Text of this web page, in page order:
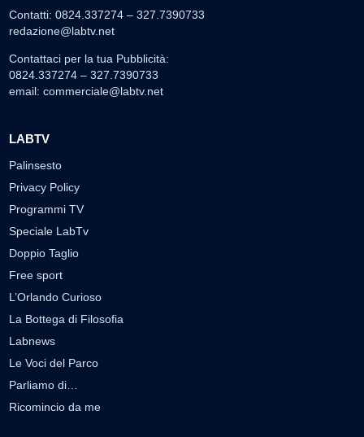
Contatti: 0824.337274 – 327.7390733
redazione@labtv.net
Contattaci per la tua Pubblicità:
0824.337274 – 327.7390733
email: commerciale@labtv.net
LABTV
Palinsesto
Privacy Policy
Programmi TV
Speciale LabTv
Doppio Taglio
Free sport
L’Orlando Curioso
La Bottega di Filosofia
Labnews
Le Voci del Parco
Parliamo di…
Ricomincio da me